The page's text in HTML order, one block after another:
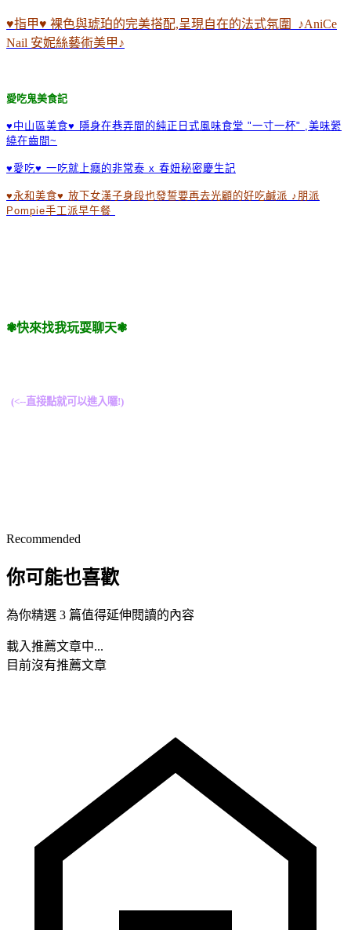
♥指甲♥ 裸色與琥珀的完美搭配,呈現自在的法式氛圍 ♪AniCe
Nail 安妮絲藝術美甲♪
愛吃鬼美食記
♥中山區美食♥ 隱身在巷弄間的純正日式風味食堂 "一寸一杯" ,美味縈
繞在齒間~
♥愛吃♥ 一吃就上癮的非常泰 x 春妞秘密慶生記
♥永和美食♥ 放下女漢子身段也發誓要再去光顧的好吃鹹派 ♪朋派
Pompie手工派早午餐
❃快來找我玩耍聊天❃
(<--直接點就可以進入囉!)
Recommended
你可能也喜歡
為你精選 3 篇值得延伸閱讀的內容
載入推薦文章中...
目前沒有推薦文章